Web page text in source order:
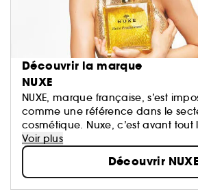
Découvrir la marque
NUXE
NUXE, marque française, s’est
comme une référence dans le
cosmétique. Nuxe, c’est avant
l’excellence, l’écoute des sens
nature et l’efficacité de la science...
Voir plus
Découvrir NUXE